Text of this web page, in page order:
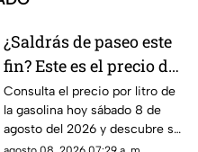
¿Saldrás de paseo este
fin? Este es el precio de
la gasolina HOY,
sábado 8 de agosto en
Yucatán
Consulta el precio por litro de
la gasolina hoy sábado 8 de
agosto del 2026 y descubre si
conviene llenar el tanque en el